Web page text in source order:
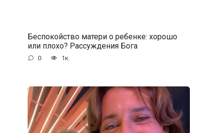
Беспокойство матери о ребенке: хорошо
или плохо? Рассуждения Бога
0 1к.